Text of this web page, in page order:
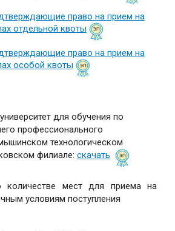
право на прием на
отдельной квоты
право на прием на
особой квоты
для обучения по
профессионального
технологическом
филиале: скачать
мест для приема на
условиям поступления